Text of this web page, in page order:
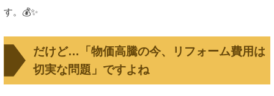
す。💰✨
だけど…「物価高騰の今、リフォーム費用は
切実な問題」ですよね